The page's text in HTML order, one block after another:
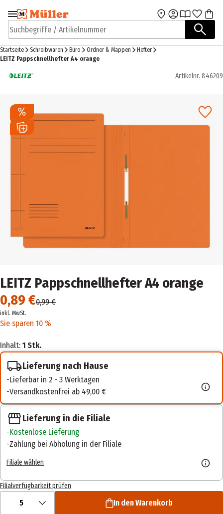
Zur Navigation
springen
Zum Hauptinhalt
Suchbegriffe / Artikelnummer
Startseite Schreibwaren Büro Ordner & Mappen
Hefter
LEITZ Pappschnellhefter A4 orange
Artikelnr. 846209
LEITZ Pappschnellhefter A4 orange
0,89 €0,99 €
inkl. MwSt.
Sie sparen 10 %
Inhalt: 1 Stk.
Lieferung nach Hause
Lieferbar in 2 - 3 Werktagen
Versandkostenfrei ab 49,00 €
Lieferung in die Filiale
Kostenlose Lieferung
Zahlung bei Abholung in der Filiale
Filiale wählen
Filialverfügbarkeit prüfen
5 In den Warenkorb